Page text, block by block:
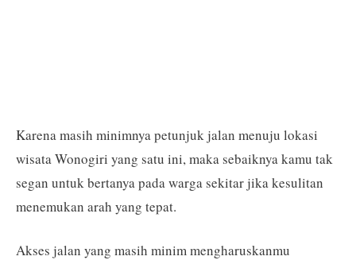
Karena masih minimnya petunjuk jalan menuju lokasi
wisata Wonogiri yang satu ini, maka sebaiknya kamu tak
segan untuk bertanya pada warga sekitar jika kesulitan
menemukan arah yang tepat.
Akses jalan yang masih minim mengharuskanmu